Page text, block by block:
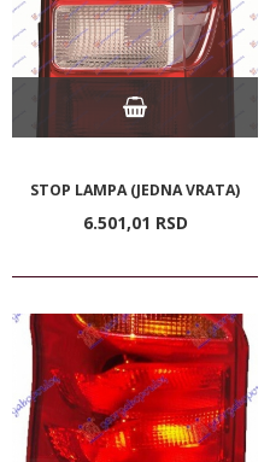
STOP LAMPA (JEDNA VRATA)
6.501,01 RSD